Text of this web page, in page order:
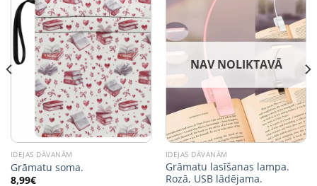
IDEJAS DĀVANĀM
Grāmatu soma.
8,99€
NAV NOLIKTAVĀ
IDEJAS DĀVANĀM
Grāmatu lasīšanas lampa.
Rozā, USB lādējama.